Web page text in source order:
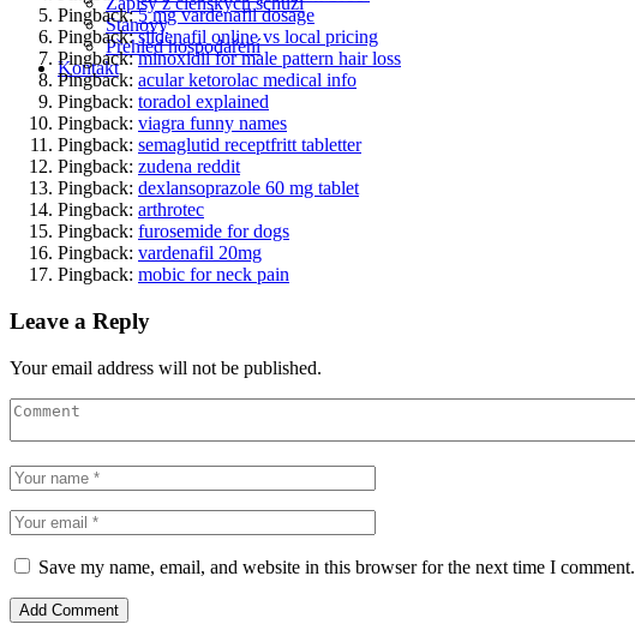
Stanovy
Přehled hospodaření
Kontakt
Pingback:5 mg vardenafil dosage
Pingback:sildenafil online vs local pricing
Pingback:minoxidil for male pattern hair loss
Pingback: acular ketorolac medical info
Pingback: toradol explained
Pingback: viagra funny names
Pingback: semaglutid receptfritt tabletter
Pingback: zudena reddit
Pingback: dexlansoprazole 60 mg tablet
Pingback: arthrotec
Pingback: furosemide for dogs
Pingback: vardenafil 20mg
Pingback: mobic for neck pain
Leave a Reply
Your email address will not be published.
Save my name, email, and website in this browser for the next time I comment.